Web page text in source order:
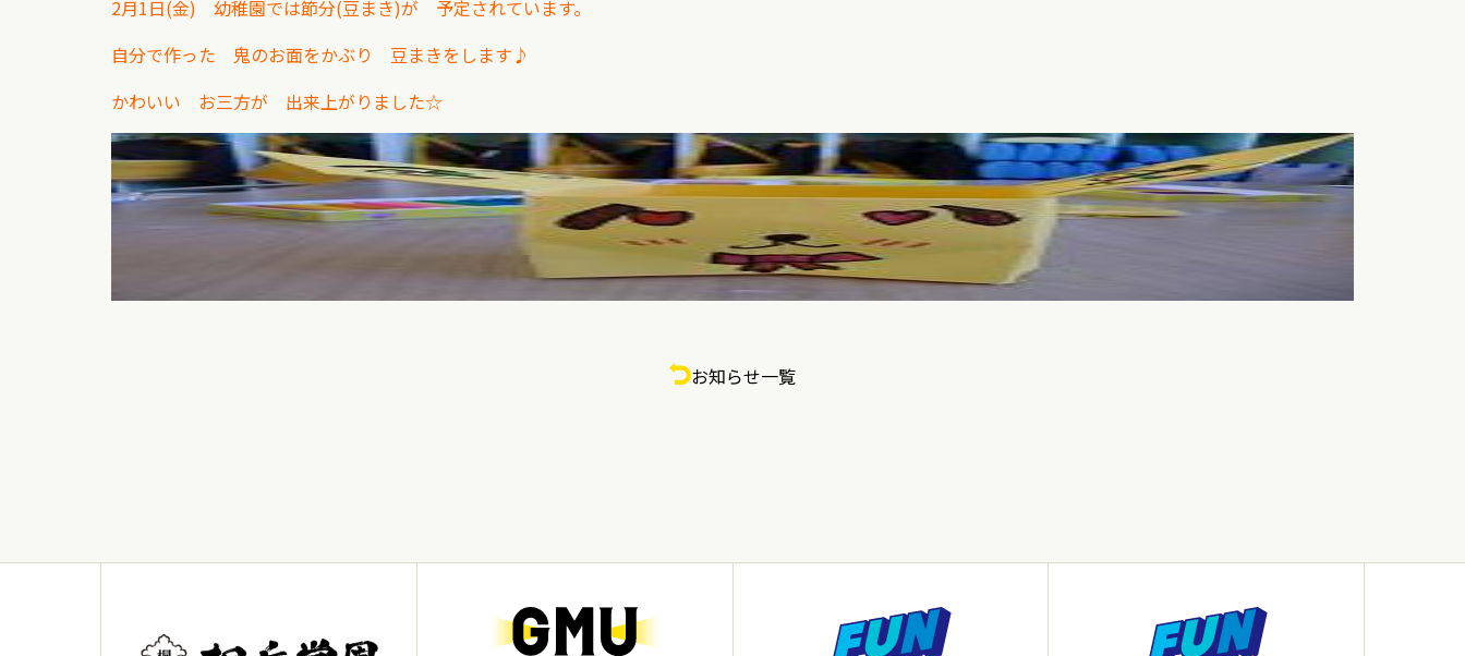
2月1日(金) 幼稚園では節分(豆まき)が 予定されています。
自分で作った 鬼のお面をかぶり 豆まきをします♪
かわいい お三方が 出来上がりました☆
お知らせ一覧